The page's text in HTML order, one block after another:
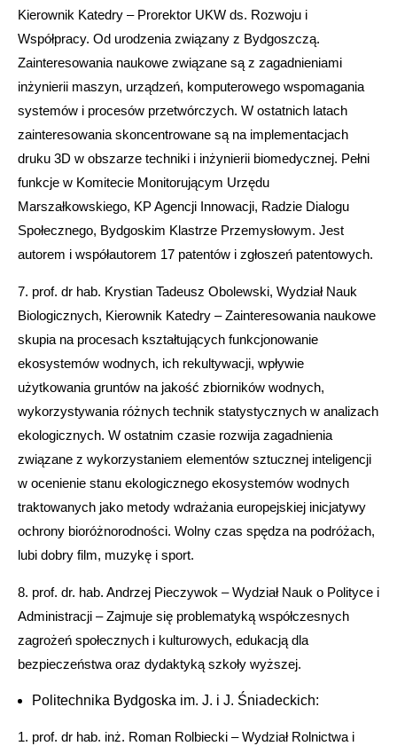
Kierownik Katedry – Prorektor UKW ds. Rozwoju i
Współpracy. Od urodzenia związany z Bydgoszczą.
Zainteresowania naukowe związane są z zagadnieniami
inżynierii maszyn, urządzeń, komputerowego wspomagania
systemów i procesów przetwórczych. W ostatnich latach
zainteresowania skoncentrowane są na implementacjach
druku 3D w obszarze techniki i inżynierii biomedycznej. Pełni
funkcje w Komitecie Monitorującym Urzędu
Marszałkowskiego, KP Agencji Innowacji, Radzie Dialogu
Społecznego, Bydgoskim Klastrze Przemysłowym. Jest
autorem i współautorem 17 patentów i zgłoszeń patentowych.
7. prof. dr hab. Krystian Tadeusz Obolewski, Wydział Nauk
Biologicznych, Kierownik Katedry – Zainteresowania naukowe
skupia na procesach kształtujących funkcjonowanie
ekosystemów wodnych, ich rekultywacji, wpływie
użytkowania gruntów na jakość zbiorników wodnych,
wykorzystywania różnych technik statystycznych w analizach
ekologicznych. W ostatnim czasie rozwija zagadnienia
związane z wykorzystaniem elementów sztucznej inteligencji
w ocenienie stanu ekologicznego ekosystemów wodnych
traktowanych jako metody wdrażania europejskiej inicjatywy
ochrony bioróżnorodności. Wolny czas spędza na podróżach,
lubi dobry film, muzykę i sport.
8. prof. dr. hab. Andrzej Pieczywok – Wydział Nauk o Polityce i
Administracji – Zajmuje się problematyką współczesnych
zagrożeń społecznych i kulturowych, edukacją dla
bezpieczeństwa oraz dydaktyką szkoły wyższej.
Politechnika Bydgoska im. J. i J. Śniadeckich:
1. prof. dr hab. inż. Roman Rolbiecki – Wydział Rolnictwa i